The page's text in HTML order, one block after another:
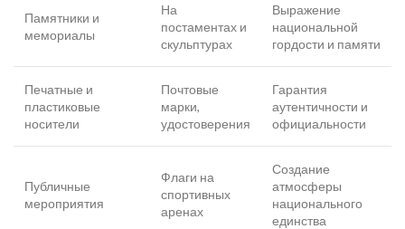
Памятники и
мемориалы
На
постаментах и
скульптурах
Выражение
национальной
гордости и памяти
Печатные и
пластиковые
носители
Почтовые
марки,
удостоверения
Гарантия
аутентичности и
официальности
Публичные
мероприятия
Флаги на
спортивных
аренах
Создание
атмосферы
национального
единства